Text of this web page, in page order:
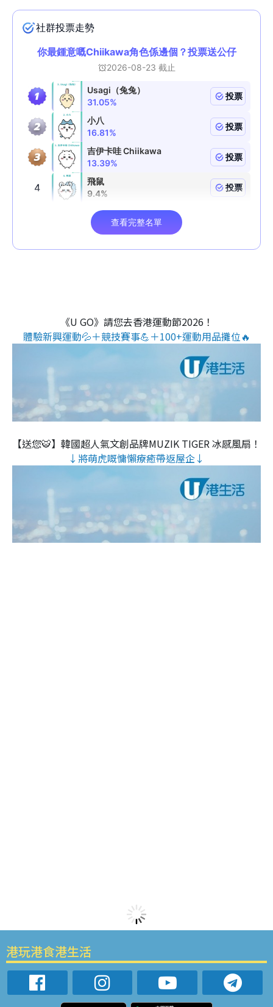
《U GO》請您去香港運動節2026！
體驗新興運動💦＋競技賽事💪＋100+運動用品攤位🔥
【送您🐯】韓國超人氣文創品牌MUZIK TIGER 冰感風扇！
↓將萌虎嘅慵懶療癒帶返屋企↓
港玩港食港生活